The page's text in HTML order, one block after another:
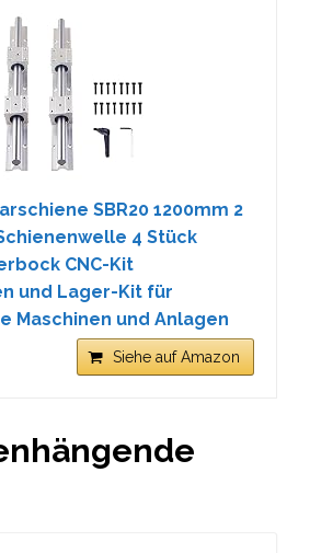
SBR20 1200mm 2
4 Stück
CNC-Kit
und Lager-Kit für
Maschinen und Anlagen
Siehe auf Amazon